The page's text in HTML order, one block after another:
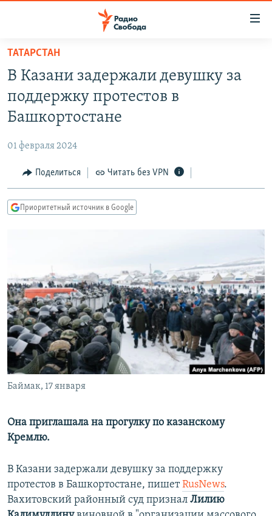
упрощенного
доступа
основному
Вернутся
Вернутся
АВТОРСКИЕ ПРОЕКТЫ
МНЕНИЯ
КУЛЬТУРА
КАВКАЗ.РЕАЛИИ
РАСПИСАНИЕ ВЕЩАНИЯ
ПОДПИШИТЕСЬ НА РАССЫЛКУ
СОЦИАЛЬНЫЕ СЕТИ
Все сайты РСЕ/РС
ТАТАРСТАН
В Казани задержали девушку за
поддержку протестов в
Башкортостане
01 февраля 2024
Поделиться Читать без VPN
Приоритетный источник в Google
Баймак, 17 января
Она приглашала на прогулку по казанскому
Кремлю.
В Казани задержали девушку за поддержку
протестов в Башкортостане, пишетRusNews.
Вахитовский районный суд признал Лилию